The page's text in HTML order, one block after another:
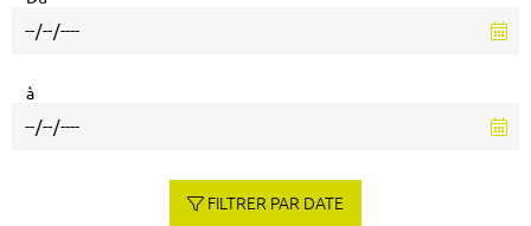
à
FILTRER PAR DATE